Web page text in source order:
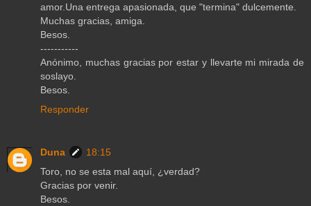
amor.Una entrega apasionada, que "termina" dulcemente.
Muchas gracias, amiga.
Besos.
-----------
Anónimo, muchas gracias por estar y llevarte mi mirada de
soslayo.
Besos.
Responder
Duna
18:15
Toro, no se esta mal aquí, ¿verdad?
Gracias por venir.
Besos.